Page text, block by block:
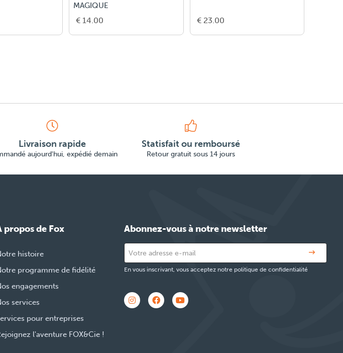
MAGIQUE
€ 14.00 € 23.00
Livraison rapide
aujourd'hui, expédié demain
Statisfait ou remboursé
Retour gratuit sous 14 jours
propos de Fox
histoire
programme de fidélité
engagements
services
pour entreprises
l'aventure FOX&Cie !
Abonnez-vous à notre newsletter
En vous inscrivant, vous acceptez notre politique de confidentialité